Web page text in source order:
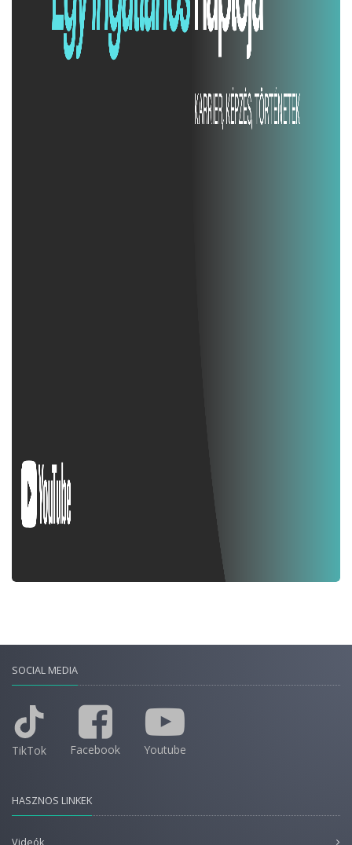
SOCIAL MEDIA
TikTok Facebook Youtube
HASZNOS LINKEK
Videók